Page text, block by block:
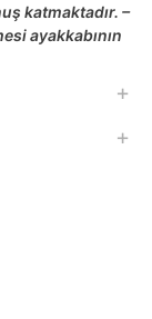
katmaktadır. –
ayakkabının